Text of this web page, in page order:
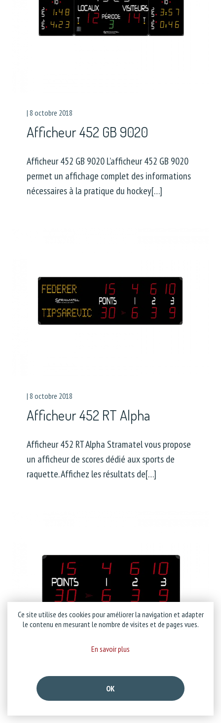
| 8 octobre 2018
Afficheur 452 GB 9020
Afficheur 452 GB 9020 L’afficheur 452 GB 9020
permet un affichage complet des informations
nécessaires à la pratique du hockey[…]
| 8 octobre 2018
Afficheur 452 RT Alpha
Afficheur 452 RT Alpha Stramatel vous propose
un afficheur de scores dédié aux sports de
raquette. Affichez les résultats de[…]
8 octobre 2018
Afficheur 452 RT
Ce site utilise des cookies pour améliorer la navigation et adapter
le contenu en mesurant le nombre de visites et de pages vues.
En savoir plus
OK